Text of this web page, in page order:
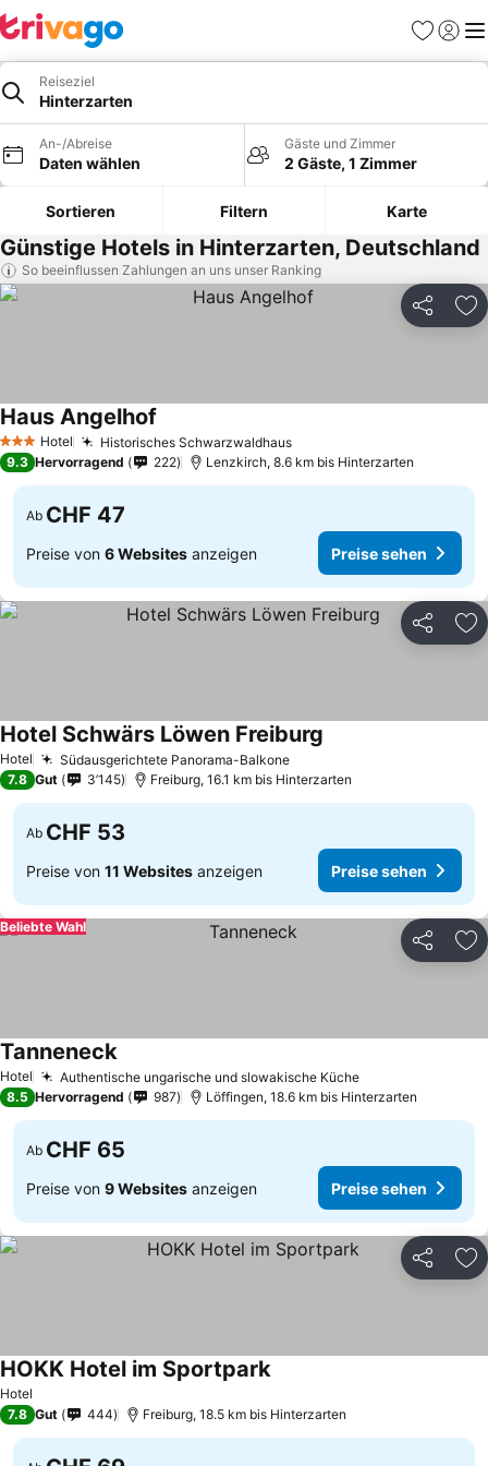
Favoriten
Reiseziel
Hinterzarten
An-/Abreise
Daten wählen
Gäste und Zimmer
2 Gäste, 1 Zimmer
Sortieren Filtern Karte
Günstige Hotels in Hinterzarten, Deutschland
So beeinflussen Zahlungen an uns unser Ranking
Teilen
3 SterneHotel Historisches Schwarzwaldhaus
Haus Angelhof
9.3 Hervorragend 222 Lenzkirch, 8.6 km bis Hinterzarten
Ab CHF 47
Preise von 6 Websites anzeigen Preise sehen
Teilen
Hotel Südausgerichtete Panorama-Balkone
Hotel Schwärs Löwen Freiburg
7.8 Gut 3’145 Freiburg, 16.1 km bis Hinterzarten
Ab CHF 53
Preise von 11 Websites anzeigen Preise sehen
Teilen
Beliebte Wahl
Hotel Authentische ungarische und slowakische Küche
Tanneneck
8.5 Hervorragend 987 Löffingen, 18.6 km bis Hinterzarten
Ab CHF 65
Preise von 9 Websites anzeigen Preise sehen
Teilen
Hotel
HOKK Hotel im Sportpark
7.8 Gut 444 Freiburg, 18.5 km bis Hinterzarten